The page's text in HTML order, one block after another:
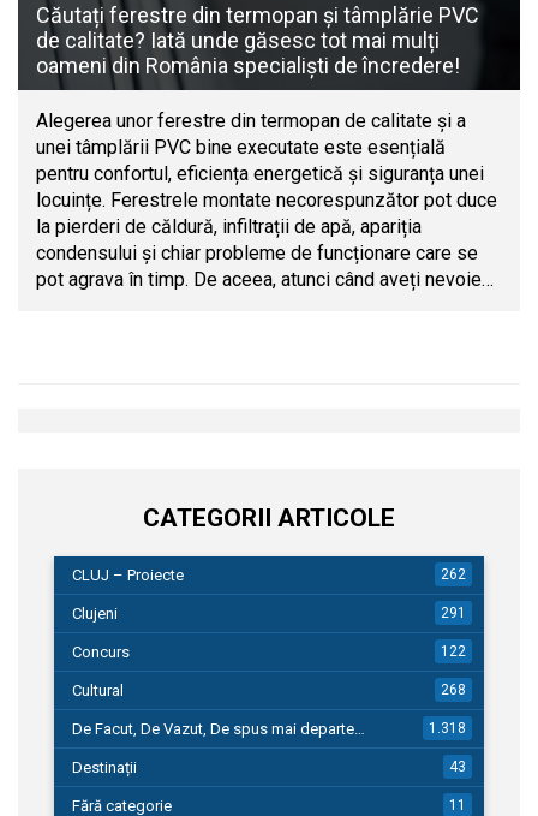
Căutați ferestre din termopan și tâmplărie PVC
de calitate? Iată unde găsesc tot mai mulți
oameni din România specialiști de încredere!
Alegerea unor ferestre din termopan de calitate și a
unei tâmplării PVC bine executate este esențială
pentru confortul, eficiența energetică și siguranța unei
locuințe. Ferestrele montate necorespunzător pot duce
la pierderi de căldură, infiltrații de apă, apariția
condensului și chiar probleme de funcționare care se
pot agrava în timp. De aceea, atunci când aveți nevoie…
CATEGORII ARTICOLE
CLUJ – Proiecte 262
Clujeni 291
Concurs 122
Cultural 268
De Facut, De Vazut, De spus mai departe… 1.318
Destinații 43
Fără categorie 11